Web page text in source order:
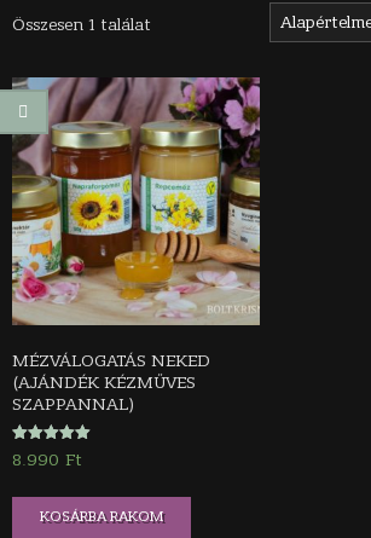
Összesen 1 találat
MÉZVÁLOGATÁS NEKED
(AJÁNDÉK KÉZMŰVES
SZAPPANNAL)
Értékelés:
5.00
8.990 Ft
KOSÁRBA RAKOM